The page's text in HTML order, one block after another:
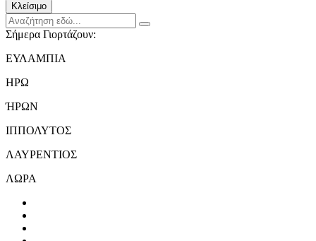
Κλείσιμο
Σήμερα Γιορτάζουν:
ΕΥΛΑΜΠΙΑ
ΗΡΩ
ΉΡΩΝ
ΙΠΠΟΛΥΤΟΣ
ΛΑΥΡΕΝΤΙΟΣ
ΛΩΡΑ